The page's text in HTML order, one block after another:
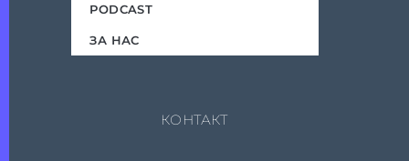
PODCAST
ЗА НАС
КОНТАКТ